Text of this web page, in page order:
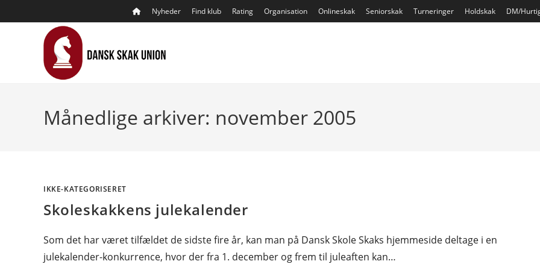
to
Nyheder Find klub Rating Organisation Onlineskak Seniorskak Turneringer Holdskak DM/
Månedlige arkiver: november 2005
IKKE-KATEGORISERET
Skoleskakkens julekalender
Som det har været tilfældet de sidste fire år, kan man på Dansk Skole Skaks hjemmeside deltage i en
julekalender-konkurrence, hvor der fra 1. december og frem til juleaften kan…